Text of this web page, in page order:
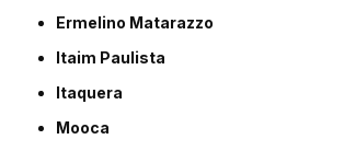
Ermelino Matarazzo
Itaim Paulista
Itaquera
Mooca